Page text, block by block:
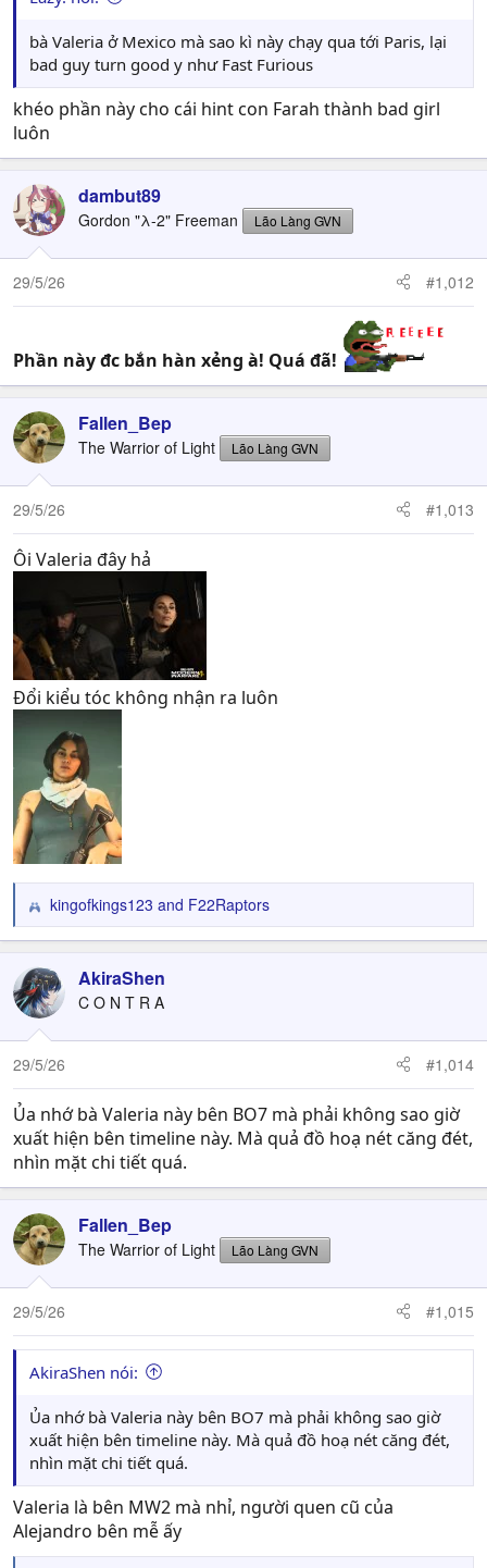
bà Valeria ở Mexico mà sao kì này chạy qua tới Paris, lại
bad guy turn good y như Fast Furious
khéo phần này cho cái hint con Farah thành bad girl
luôn
dambut89
Gordon "λ-2" Freeman Lão Làng GVN
29/5/26 #1,012
Phần này đc bắn hàn xẻng à! Quá đã!
Fallen_Bep
The Warrior of Light Lão Làng GVN
29/5/26 #1,013
Ôi Valeria đây hả
Đổi kiểu tóc không nhận ra luôn
R
e
c
t
i
o
n
s
kingofkings123 and F22Raptors
AkiraShen
C O N T R A
29/5/26 #1,014
Ủa nhớ bà Valeria này bên BO7 mà phải không sao giờ
xuất hiện bên timeline này. Mà quả đồ hoạ nét căng đét,
nhìn mặt chi tiết quá.
Fallen_Bep
The Warrior of Light Lão Làng GVN
29/5/26 #1,015
AkiraShen nói:
Ủa nhớ bà Valeria này bên BO7 mà phải không sao giờ
xuất hiện bên timeline này. Mà quả đồ hoạ nét căng đét,
nhìn mặt chi tiết quá.
Valeria là bên MW2 mà nhỉ, người quen cũ của
Alejandro bên mễ ấy